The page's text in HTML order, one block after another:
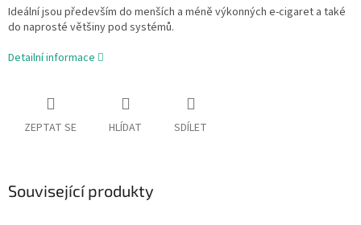
Ideální jsou především do menších a méně výkonných e-cigaret a také
do naprosté většiny pod systémů.
Detailní informace
ZEPTAT SE HLÍDAT SDÍLET
Související produkty